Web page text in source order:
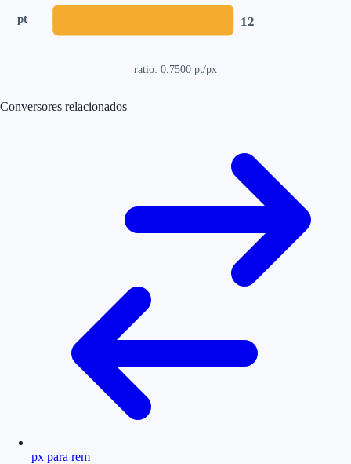
pt 12
ratio:0.7500pt/px
Conversores relacionados
px para rem